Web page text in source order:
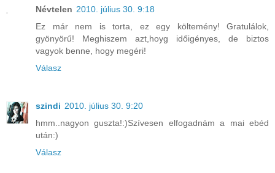
Névtelen 2010. július 30. 9:18
Ez már nem is torta, ez egy költemény! Gratulálok,
gyönyörű! Meghiszem azt,hoyg időigényes, de biztos
vagyok benne, hogy megéri!
Válasz
szindi 2010. július 30. 9:20
hmm..nagyon guszta!:)Szívesen elfogadnám a mai ebéd
után:)
Válasz